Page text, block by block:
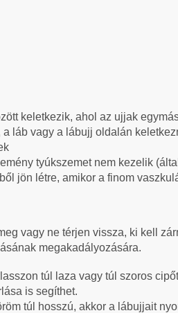
keletkezik, ahol az ujjak
láb vagy a lábujj oldalán
tyúkszemet nem kezelik
jön létre, amikor a finom
vagy ne térjen vissza, ki kell
megakadályozására.
túl laza vagy túl szoros
is segíthet.
túl hosszú, akkor a lábujjait